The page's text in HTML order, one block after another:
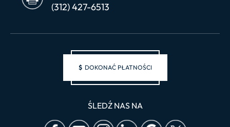
(312) 427-6513
$ DOKONAĆ PŁATNOŚCI
ŚLEDŹ NAS NA